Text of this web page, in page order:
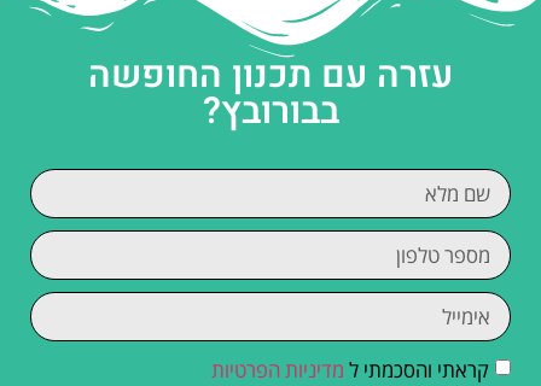
עזרה עם תכנון החופשה
בבורובץ?
קראתי והסכמתי ל מדיניות הפרטיות